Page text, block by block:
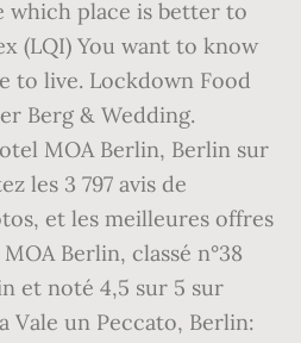
which place is better to
(LQI) You want to know
to live. Lockdown Food
Berg & Wedding.
MOA Berlin, Berlin sur
les 3 797 avis de
et les meilleures offres
Berlin, classé n°38
et noté 4,5 sur 5 sur
Vale un Peccato, Berlin: